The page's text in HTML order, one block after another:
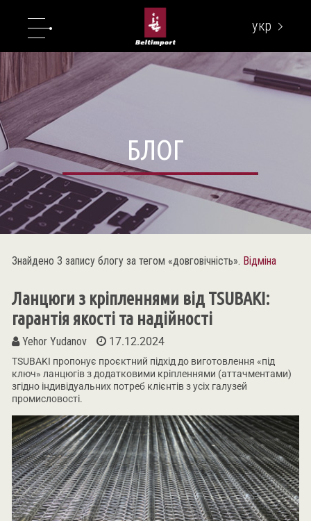
укр
БЛОГ
Знайдено 3 запису блогу за тегом «довговічність». Відміна
Ланцюги з кріпленнями від TSUBAKI:
гарантія якості та надійності
Yehor Yudanov 17.12.2024
TSUBAKI пропонує проєктний підхід до виготовлення «під
ключ» ланцюгів з додатковими кріпленнями (аттачментами)
згідно індивідуальних потреб клієнтів з усіх галузей
промисловості.